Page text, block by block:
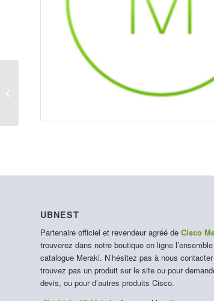
UBNEST
Partenaire officiel et revendeur agréé de Cisco
trouverez dans notre boutique en ligne
catalogue Meraki. N’hésitez pas à nous
trouvez pas un produit sur le site ou pour
devis, ou pour d’autres produits Cisco.